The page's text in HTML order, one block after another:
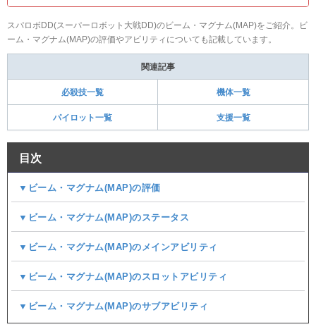
スパロボDD(スーパーロボット大戦DD)のビーム・マグナム(MAP)をご紹介。ビ
ーム・マグナム(MAP)の評価やアビリティについても記載しています。
関連記事
必殺技一覧 機体一覧
パイロット一覧 支援一覧
目次
▼ビーム・マグナム(MAP)の評価
▼ビーム・マグナム(MAP)のステータス
▼ビーム・マグナム(MAP)のメインアビリティ
▼ビーム・マグナム(MAP)のスロットアビリティ
▼ビーム・マグナム(MAP)のサブアビリティ